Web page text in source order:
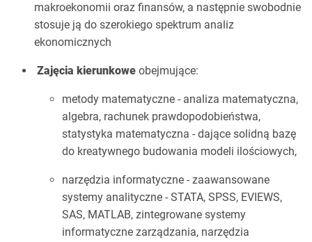
makroekonomii oraz finansów, a następnie swobodnie
stosuje ją do szerokiego spektrum analiz
ekonomicznych
Zajęcia kierunkoweobejmujące:
metody matematyczne - analiza matematyczna,
algebra, rachunek prawdopodobieństwa,
statystyka matematyczna - dające solidną bazę
do kreatywnego budowania modeli ilościowych,
narzędzia informatyczne - zaawansowane
systemy analityczne - STATA, SPSS, EVIEWS,
SAS, MATLAB, zintegrowane systemy
informatyczne zarządzania, narzędzia